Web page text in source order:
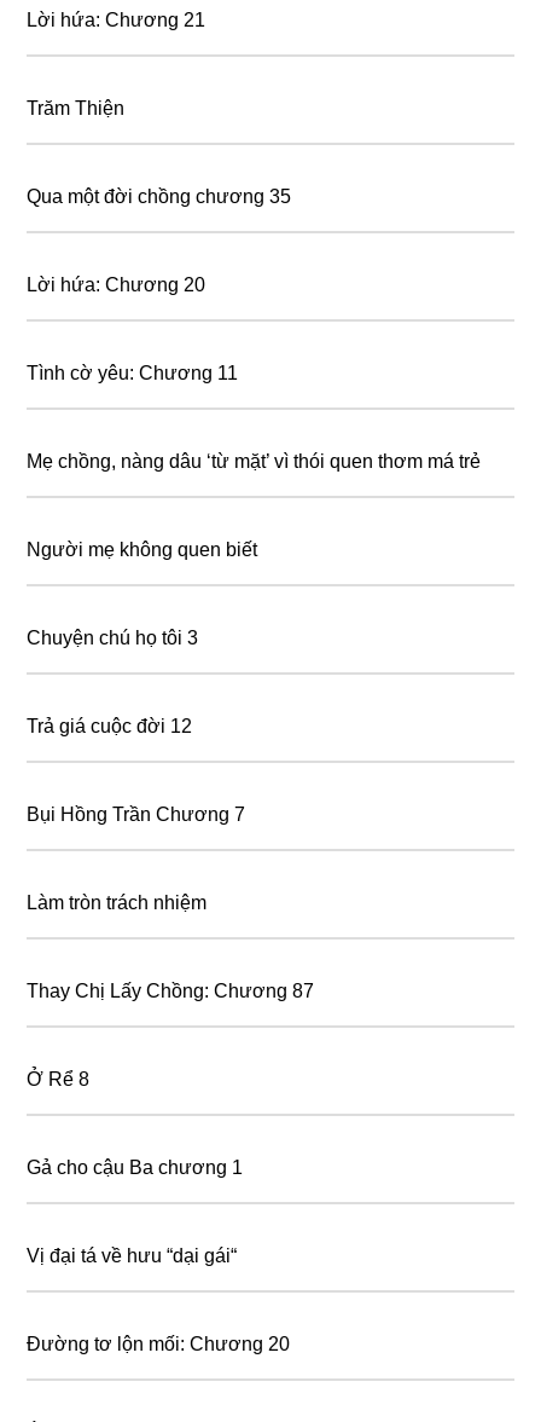
Lời hứa: Chương 21
Trăm Thiện
Qua một đời chồng chương 35
Lời hứa: Chương 20
Tình cờ yêu: Chương 11
Mẹ chồng, nàng dâu ‘từ mặt’ vì thói quen thơm má trẻ
Người mẹ không quen biết
Chuyện chú họ tôi 3
Trả giá cuộc đời 12
Bụi Hồng Trần Chương 7
Làm tròn trách nhiệm
Thay Chị Lấy Chồng: Chương 87
Ở Rể 8
Gả cho cậu Ba chương 1
Vị đại tá về hưu “dại gái“
Đường tơ lộn mối: Chương 20